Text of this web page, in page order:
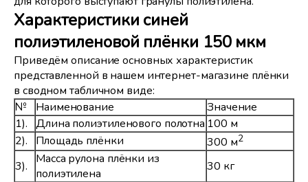
Характеристики синей
полиэтиленовой плёнки 150 мкм
Приведём описание основных характеристик
представленной в нашем интернет-магазине плёнки
в сводном табличном виде:
№
Наименование
Значение
1). Длина полиэтиленового полотна 100 м
2).
Площадь плёнки 300 м2
3).
Масса рулона плёнки из
полиэтилена
30 кг